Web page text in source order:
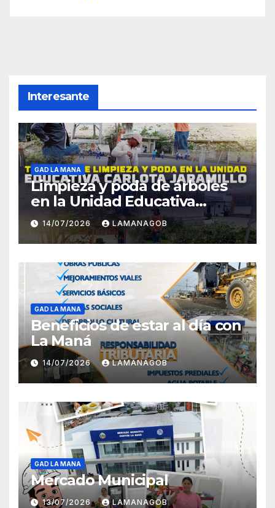
Interesante
GAD LA MANA
Limpieza y poda de árboles
en la Unidad Educativa
Carlota Jaramillo
14/07/2026 LAMANAGOB
GAD LA MANA
Beneficios de estar al día con
La Maná
14/07/2026 LAMANAGOB
GAD LA MANA
Mercado Municipal
13/07/2026 LAMANAGOB